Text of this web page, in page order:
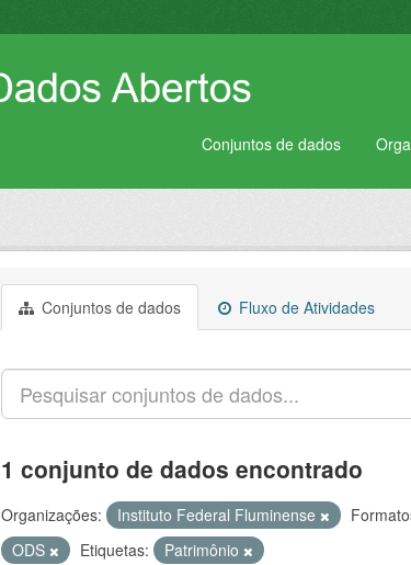
Conjuntos de dados
Conjuntos de dados Fluxo de Atividades
1 conjunto de dados encontrado
Organizações: Instituto Federal Fluminense
ODS
Etiquetas: Patrimônio